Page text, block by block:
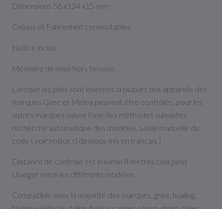
Dimensions 56 x134 x15 mm
Celsius et Fahrenheit commutables
Notice inclus
Mémoire de mise hors tension
Lorsque les piles sont insérées la plupart des appareils des
marques Gree et Midea peuvent être contrôlés, pour les
autres marques suivre l'une des méthodes suivantes
recherche automatique des modèles, saisie manuelle du
code ( voir notice ci dessous mis en français )
Distance de contrôle est environ 8 mètres cela peut
changer selon les différents modèles
Compatible avec la majorité des marques, gree, hualing,